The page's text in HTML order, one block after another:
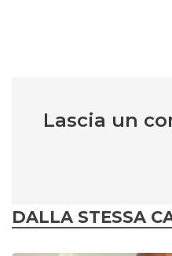
Lascia un
DALLA STESSA